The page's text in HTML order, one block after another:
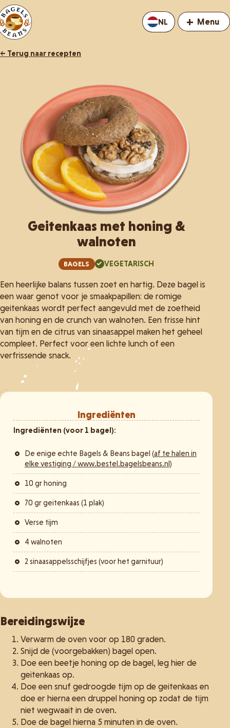
+ Menu
NL
← Terug naar recepten
Geitenkaas met honing &
walnoten
BAGELS VEGETARISCH
Een heerlijke balans tussen zoet en hartig. Deze bagel is
een waar genot voor je smaakpapillen: de romige
geitenkaas wordt perfect aangevuld met de zoetheid
van honing en de crunch van walnoten. Een frisse hint
van tijm en de citrus van sinaasappel maken het geheel
compleet. Perfect voor een lichte lunch of een
verfrissende snack.
Ingrediënten
Ingrediënten (voor 1 bagel):
De enige echte Bagels & Beans bagel (af te halen in
elke vestiging /www.bestel.bagelsbeans.nl)
10 gr honing
70 gr geitenkaas (1 plak)
Verse tijm
4 walnoten
2 sinaasappelsschijfjes (voor het garnituur)
Bereidingswijze
Verwarm de oven voor op 180 graden.
Snijd de (voorgebakken) bagel open.
Doe een beetje honing op de bagel, leg hier de
geitenkaas op.
Doe een snuf gedroogde tijm op de geitenkaas en
doe er hierna een druppel honing op zodat de tijm
niet wegwaait in de oven.
Doe de bagel hierna 5 minuten in de oven.